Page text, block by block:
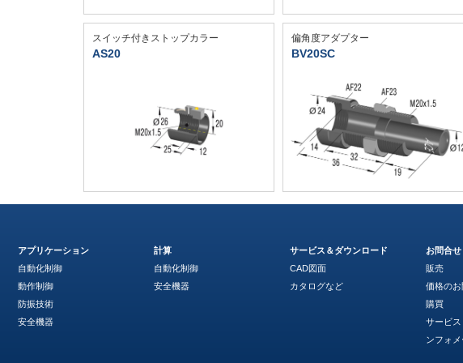
スイッチ付きストップカラー
AS20
偏角度アダプター
BV20SC
アプリケーション
自動化制御
動作制御
防振技術
安全機器
計算
自動化制御
安全機器
サービス＆ダウンロード
CAD図面
カタログなど
お問合せ
販売
価格の
購買
サービス
ンフォ